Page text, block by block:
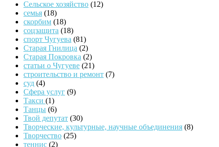
Сельское хозяйство (12)
семья (18)
скорбим (18)
соцзащита (18)
спорт Чугуева (81)
Старая Гнилица (2)
Старая Покровка (2)
статьи о Чугуеве (21)
строительство и ремонт (7)
суд (4)
Сфера услуг (9)
Такси (1)
Танцы (6)
Твой депутат (30)
Творческие, культурные, научные объединения (8)
Творчество (25)
теннис (2)